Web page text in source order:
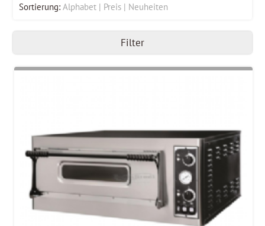
Sortierung: Alphabet Preis Neuheiten
Filter